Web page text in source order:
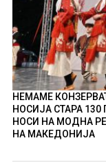
НЕМАМЕ
НОСИЈА СТАРА
НОСИ НА МОДНА
НА МАКЕДОНИЈА